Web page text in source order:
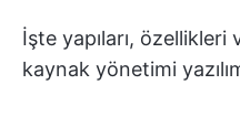
İşte yapıları,
kaynak yönetimi